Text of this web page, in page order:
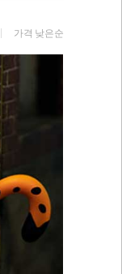
가격 낮은순